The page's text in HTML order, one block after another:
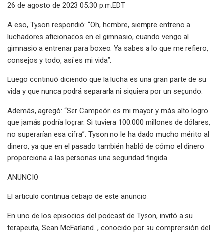
26 de agosto de 2023 05:30 p.m.EDT
A eso, Tyson respondió: “Oh, hombre, siempre entreno a
luchadores aficionados en el gimnasio, cuando vengo al
gimnasio a entrenar para boxeo. Ya sabes a lo que me refiero,
consejos y todo, así es mi vida”.
Luego continuó diciendo que la lucha es una gran parte de su
vida y que nunca podrá separarla ni siquiera por un segundo.
Además, agregó: “Ser Campeón es mi mayor y más alto logro
que jamás podría lograr. Si tuviera 100.000 millones de dólares,
no superarían esa cifra”. Tyson no le ha dado mucho mérito al
dinero, ya que en el pasado también habló de cómo el dinero
proporciona a las personas una seguridad fingida.
ANUNCIO
El artículo continúa debajo de este anuncio.
En uno de los episodios del podcast de Tyson, invitó a su
terapeuta, Sean McFarland. , conocido por su comprensión del